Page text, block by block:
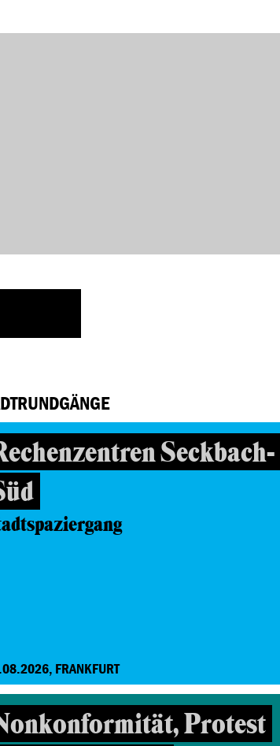
Seckbach-
FRANKFURT
Protest